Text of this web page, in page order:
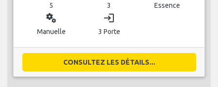
5 3 Essence
miscellaneous_services
Manuelle
login
3 Porte
CONSULTEZ LES DÉTAILS...